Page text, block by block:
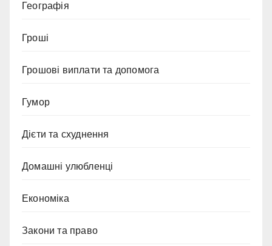
Географія
Гроші
Грошові виплати та допомога
Гумор
Дієти та схуднення
Домашні улюбленці
Економіка
Закони та право